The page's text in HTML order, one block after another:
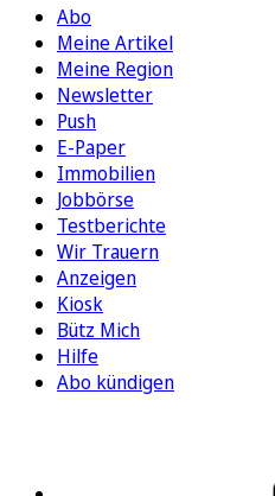
Abo
Meine Artikel
Meine Region
Newsletter
Push
E-Paper
Immobilien
Jobbörse
Testberichte
Wir Trauern
Anzeigen
Kiosk
Bütz Mich
Hilfe
Abo kündigen